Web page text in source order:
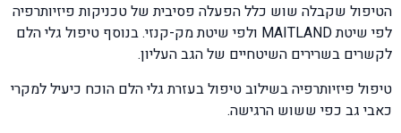
הטיפול שקבלה שוש כלל הפעלה פסיבית של טכניקות פיזיותרפיה
לפי שיטת MAITLAND ולפי שיטת מק-קנזי. בנוסף טיפול גלי הלם
לקשרים בשרירים השיטחיים של הגב העליון.
טיפול פיזיותרפיה בשילוב טיפול בעזרת גלי הלם הוכח כיעיל למקרי
כאבי גב כפי ששוש הרגישה.